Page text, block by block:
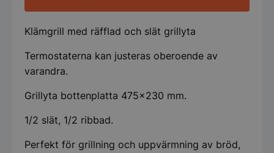
slät
mängd
Klämgrill med räfflad och slät grillyta
Termostaterna kan justeras oberoende av
varandra.
Grillyta bottenplatta 475x230 mm.
1/2 slät, 1/2 ribbad.
Perfekt för grillning och uppvärmning av bröd,